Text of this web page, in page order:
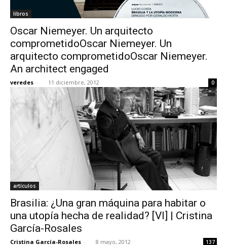
libros
Oscar Niemeyer. Un arquitecto
comprometidoOscar Niemeyer. Un
arquitecto comprometidoOscar Niemeyer.
An architect engaged
veredes - 11 diciembre, 2012 0
artículos
Brasilia: ¿Una gran máquina para habitar o
una utopía hecha de realidad? [VI] | Cristina
García-Rosales
Cristina García-Rosales - 8 mayo, 2012 137